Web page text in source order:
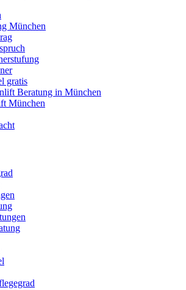
München
gratis
Beratung in München
München